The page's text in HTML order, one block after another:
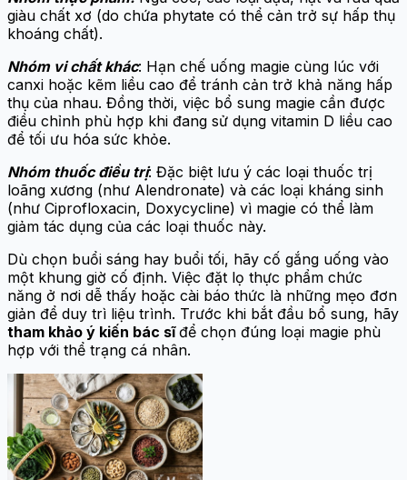
giàu chất xơ (do chứa phytate có thể cản trở sự hấp thụ
khoáng chất).
Nhóm vi chất khác: Hạn chế uống magie cùng lúc với
canxi hoặc kẽm liều cao để tránh cản trở khả năng hấp
thụ của nhau. Đồng thời, việc bổ sung magie cần được
điều chỉnh phù hợp khi đang sử dụng vitamin D liều cao
để tối ưu hóa sức khỏe.
Nhóm thuốc điều trị: Đặc biệt lưu ý các loại thuốc trị
loãng xương (như Alendronate) và các loại kháng sinh
(như Ciprofloxacin, Doxycycline) vì magie có thể làm
giảm tác dụng của các loại thuốc này.
Dù chọn buổi sáng hay buổi tối, hãy cố gắng uống vào
một khung giờ cố định. Việc đặt lọ thực phẩm chức
năng ở nơi dễ thấy hoặc cài báo thức là những mẹo đơn
giản để duy trì liệu trình. Trước khi bắt đầu bổ sung, hãy
tham khảo ý kiến bác sĩđể chọn đúng loại magie phù
hợp với thể trạng cá nhân.